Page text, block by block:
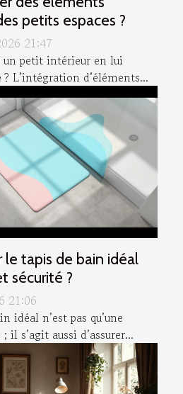
petits espaces ?
21:47
un petit intérieur en lui
L’intégration d’éléments...
le tapis de bain idéal
sécurité ?
21:06
idéal n’est pas qu’une
il s’agit aussi d’assurer...